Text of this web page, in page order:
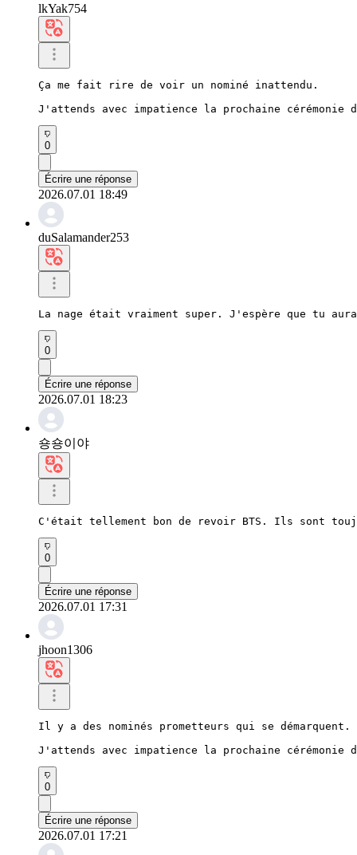
lkYak754
Ça me fait rire de voir un nominé inattendu.
J'attends avec impatience la prochaine cérémonie
0
Écrire une réponse
2026.07.01 18:49
duSalamander253
La nage était vraiment super. J'espère que tu
0
Écrire une réponse
2026.07.01 18:23
숑숑이야
C'était tellement bon de revoir BTS. Ils sont
0
Écrire une réponse
2026.07.01 17:31
jhoon1306
Il y a des nominés prometteurs qui se démarquent.
J'attends avec impatience la prochaine cérémonie
0
Écrire une réponse
2026.07.01 17:21